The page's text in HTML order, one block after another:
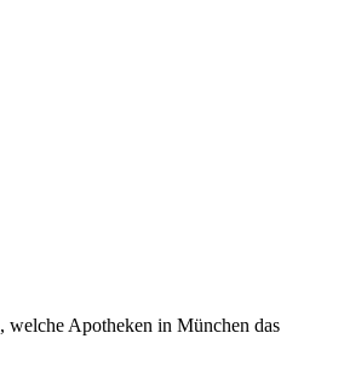
welche Apotheken in München das